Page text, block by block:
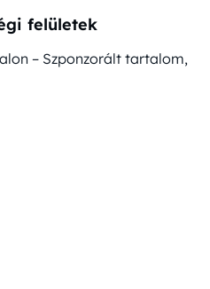
felületek
– Szponzorált tartalom,